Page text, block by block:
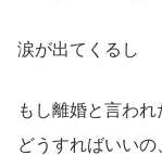
涙が出てくるし
もし離婚と言われ
どうすればいいの